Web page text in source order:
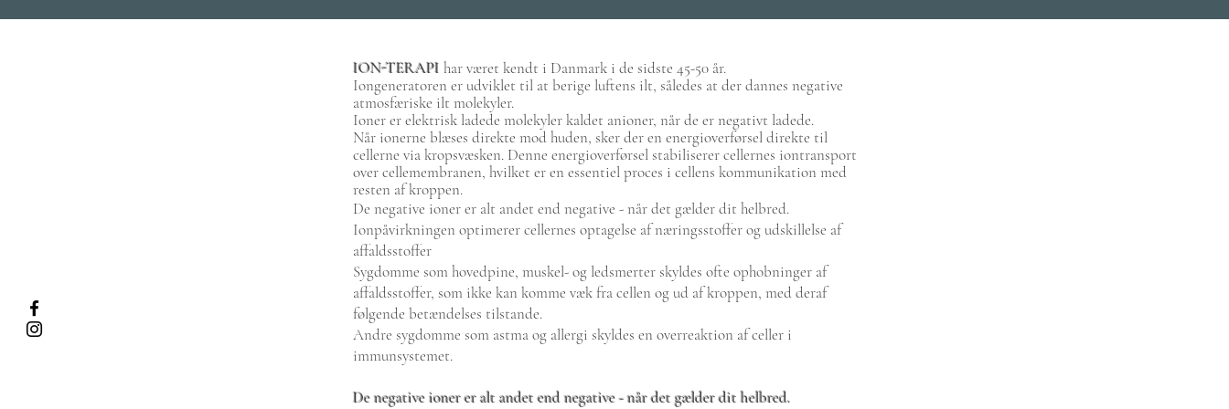
ION-TERAPI har været kendt i Danmark i de sidste 45-50 år.
Iongeneratoren er udviklet til at berige luftens ilt, således at der dannes negative
atmosfæriske ilt molekyler.
Ioner er elektrisk ladede molekyler kaldet anioner, når de er negativt ladede.
Når ionerne blæses direkte mod huden, sker der en energioverførsel direkte til
cellerne via kropsvæsken. Denne energioverførsel stabiliserer cellernes iontransport
over cellemembranen, hvilket er en essentiel proces i cellens kommunikation med
resten af kroppen.
De negative ioner er alt andet end negative - når det gælder dit helbred.
Ionpåvirkningen optimerer cellernes optagelse af næringsstoffer og udskillelse af
affaldsstoffer
Sygdomme som hovedpine, muskel- og ledsmerter skyldes ofte ophobninger af
affaldsstoffer, som ikke kan komme væk fra cellen og ud af kroppen, med deraf
følgende betændelses tilstande.
Andre sygdomme som astma og allergi skyldes en overreaktion af celler i
immunsystemet.
De negative ioner er alt andet end negative - når det gælder dit helbred.